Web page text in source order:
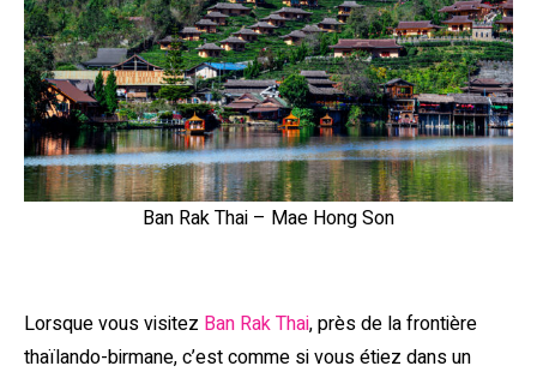
Ban Rak Thai – Mae Hong Son
Lorsque vous visitez Ban Rak Thai, près de la frontière
thaïlando-birmane, c’est comme si vous étiez dans un